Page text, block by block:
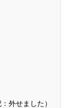
外せました）